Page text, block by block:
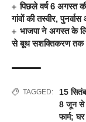
पिछले वर्ष 6 अगस्त
गांवों की तस्वीर,
भाजपा ने अगस्त के
से बूथ सशक्तिकरण तक
TAGGED: 15
8 जून से
फार्म;